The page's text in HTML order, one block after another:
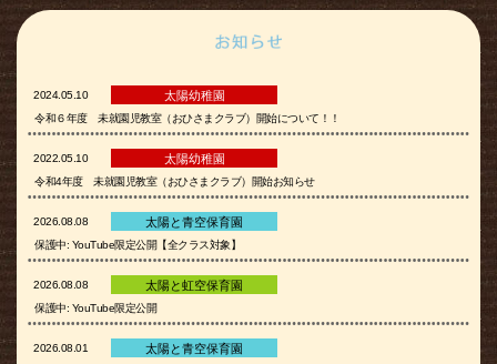
2024.05.10 太陽幼稚園
令和６年度 未就園児教室（おひさまクラブ）開始について！！
2022.05.10 太陽幼稚園
令和4年度 未就園児教室（おひさまクラブ）開始お知らせ
2026.08.08 太陽と青空保育園
保護中: YouTube限定公開【全クラス対象】
2026.08.08 太陽と虹空保育園
保護中: YouTube限定公開
2026.08.01 太陽と青空保育園